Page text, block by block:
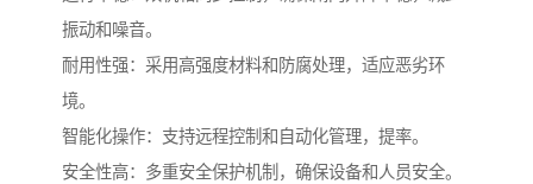
振动和噪音。
耐用性强：采用高强度材料和防腐处理，适应恶劣环
境。
智能化操作：支持远程控制和自动化管理，提率。
安全性高：多重安全保护机制，确保设备和人员安全。